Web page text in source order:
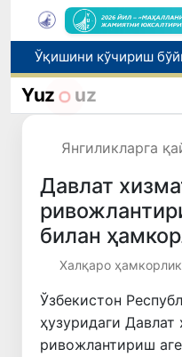
Yuz uz
Янгиликларга
Давлат
билан
Халқаро ҳамкорлик
Ўзбекистон
ҳузуридаги Давлат
ривожлантириш